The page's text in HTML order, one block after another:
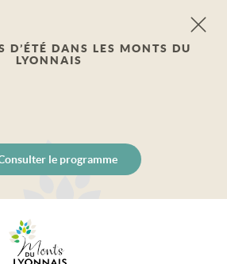
D’ÉTÉ DANS LES MONTS DU
LYONNAIS
le programme